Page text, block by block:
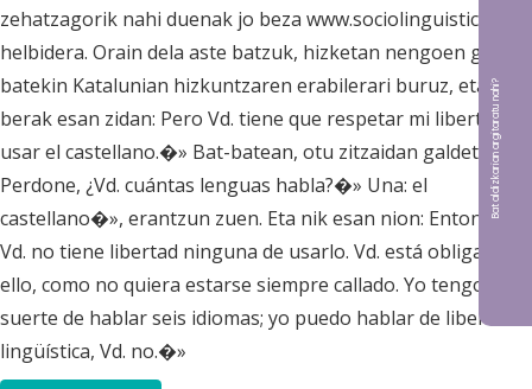
zehatzagorik nahi duenak jo beza www.sociolinguistica.org
helbidera. Orain dela aste batzuk, hizketan nengoen gizon
batekin Katalunian hizkuntzaren erabilerari buruz, eta
berak esan zidan: Pero Vd. tiene que respetar mi libertad de
usar el castellano.�» Bat-batean, otu zitzaidan galdetzea:
Perdone, ¿Vd. cuántas lenguas habla?�» Una: el
castellano�», erantzun zuen. Eta nik esan nion: Entonces
Vd. no tiene libertad ninguna de usarlo. Vd. está obligado a
ello, como no quiera estarse siempre callado. Yo tengo la
suerte de hablar seis idiomas; yo puedo hablar de libertad
lingüística, Vd. no.�»
Bat aldizkarian argitaratu nahi?